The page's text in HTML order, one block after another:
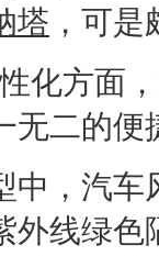
塔 ，可
方面，
无二的
，汽车
外线绿